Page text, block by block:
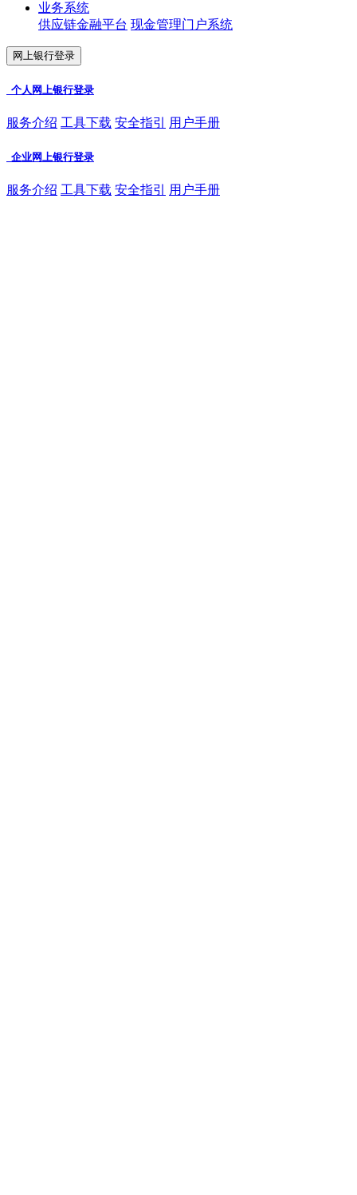
业务系统
供应链金融平台 现金管理门户系统
网上银行登录
个人网上银行登录
服务介绍 工具下载 安全指引 用户手册
企业网上银行登录
服务介绍 工具下载 安全指引 用户手册